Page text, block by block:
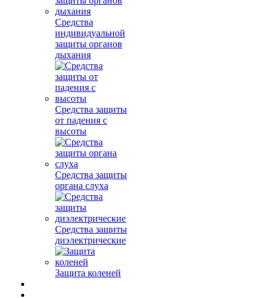
Средства
индивидуальной
защиты органов
дыхания
Средства защиты
от падения с
высоты
Средства защиты
органа слуха
Средства защиты
диэлектрические
Защита коленей